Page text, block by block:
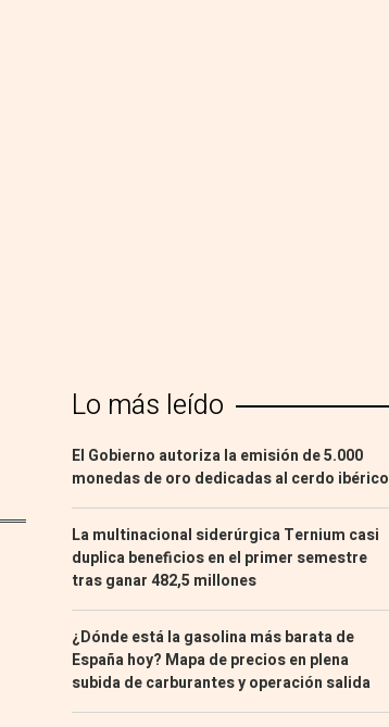
Lo más leído
El Gobierno autoriza la emisión de 5.000
monedas de oro dedicadas al cerdo ibérico
La multinacional siderúrgica Ternium casi
duplica beneficios en el primer semestre
tras ganar 482,5 millones
¿Dónde está la gasolina más barata de
España hoy? Mapa de precios en plena
subida de carburantes y operación salida